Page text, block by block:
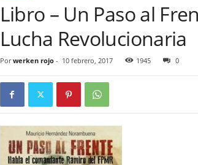
Libro – Un Paso al
Lucha Revolucionaria
Por werken rojo- 10 febrero, 2017 1945 0